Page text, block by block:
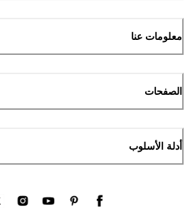
معلومات عنا
الصفحات
أدلة الأسلوب